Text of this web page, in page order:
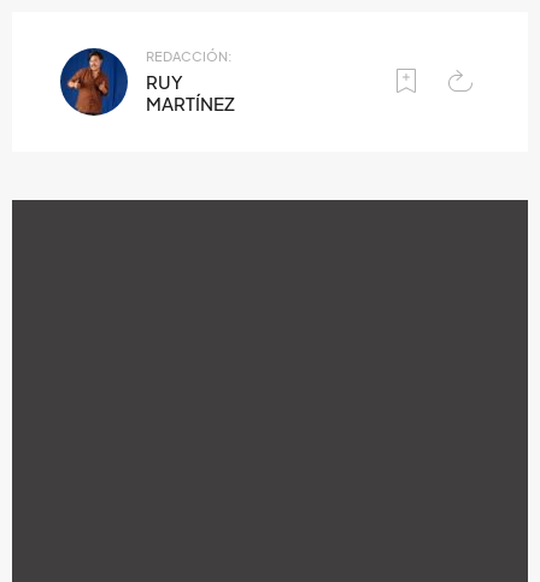
REDACCIÓN:
RUY
MARTÍNEZ